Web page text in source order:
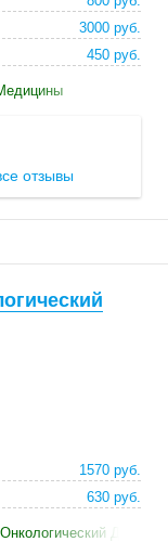
3000 руб.
450 руб.
отзывы
1570 руб.
630 руб.